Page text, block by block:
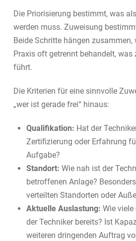
Die Priorisierung bestimmt, was
werden muss. Zuweisung
Beide Schritte hängen zusammen,
Praxis oft getrennt behandelt, was
führt.
Die Kriterien für eine sinnvolle
„wer ist gerade frei“ hinaus:
Qualifikation: Hat der
Zertifizierung oder Erfahrung
Aufgabe?
Standort: Wie nah ist der
betroffenen Anlage?
verteilten Standorten oder
Aktuelle Auslastung: Wie
der Techniker bereits? Ist
weiteren dringenden Auftrag